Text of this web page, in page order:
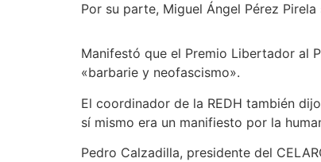
Por su parte, Miguel Ángel Pérez
Manifestó que el Premio Libertador al
«barbarie y neofascismo».
El coordinador de la REDH también
sí mismo era un manifiesto por la
Pedro Calzadilla, presidente del